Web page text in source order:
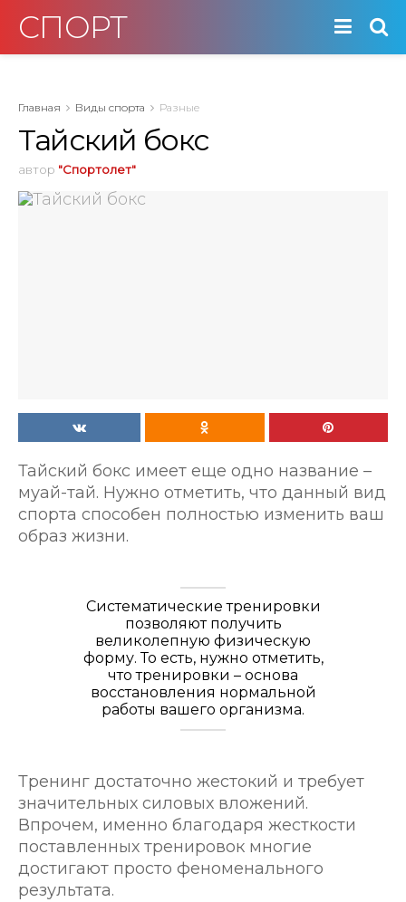
СПОРТ
Главная Виды спорта Разные
Тайский бокс
автор "Спортолет"
Тайский бокс имеет еще одно название –
муай-тай. Нужно отметить, что данный вид
спорта способен полностью изменить ваш
образ жизни.
Систематические тренировки
позволяют получить
великолепную физическую
форму. То есть, нужно отметить,
что тренировки – основа
восстановления нормальной
работы вашего организма.
Тренинг достаточно жестокий и требует
значительных силовых вложений.
Впрочем, именно благодаря жесткости
поставленных тренировок многие
достигают просто феноменального
результата.